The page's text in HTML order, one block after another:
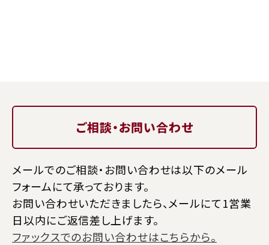
ご相談・お問い合わせ
メールでのご相談・お問い合わせは以下のメール
フォームにて承っております。
お問い合わせいただきましたら、メールにて1営業
日以内にご返信差し上げます。
ファックスでのお問い合わせはこちらから。